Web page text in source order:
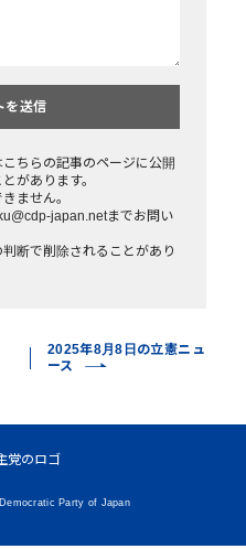
ちらの記事のページに公開
があります。
ません。
japan.netまでお問い
断で削除されることがあり
2025年8月8日の立憲ニュ
ース
Party of Japan